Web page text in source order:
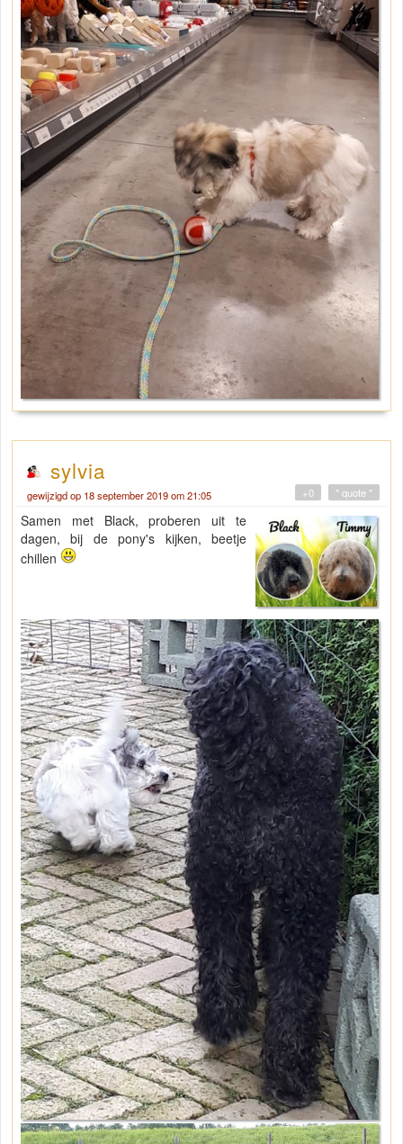
sylvia
gewijzigd op 18 september 2019 om 21:05 " quote "
+0
Samen met Black, proberen uit te
dagen, bij de pony's kijken, beetje
chillen